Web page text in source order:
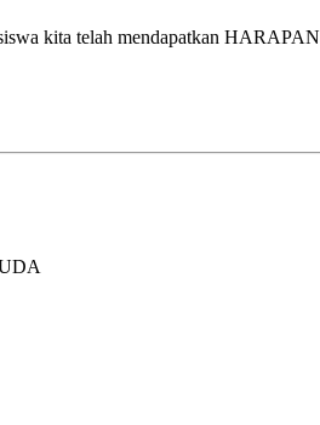
kita telah mendapatkan